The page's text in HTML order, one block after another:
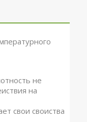
не
на
свои своиства